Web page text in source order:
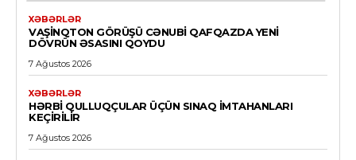
XƏBƏRLƏR
VAŞINQTON GÖRÜŞÜ CƏNUBI QAFQAZDA YENI
DÖVRÜN ƏSASINI QOYDU
7 Ağustos 2026
XƏBƏRLƏR
HƏRBI QULLUQÇULAR ÜÇÜN SINAQ IMTAHANLARI
KEÇIRILIR
7 Ağustos 2026